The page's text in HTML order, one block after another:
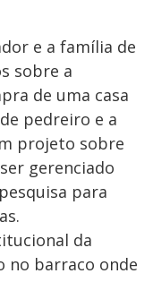
e a família de
sobre a
de uma casa
pedreiro e a
projeto sobre
gerenciado
para
da
no barraco onde